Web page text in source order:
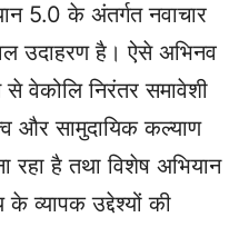
5.0 के अंतर्गत नवाचार
उदाहरण है। ऐसे अभिनव
वेकोलि निरंतर समावेशी
और सामुदायिक कल्याण
रहा है तथा विशेष अभियान
व्यापक उद्देश्यों की